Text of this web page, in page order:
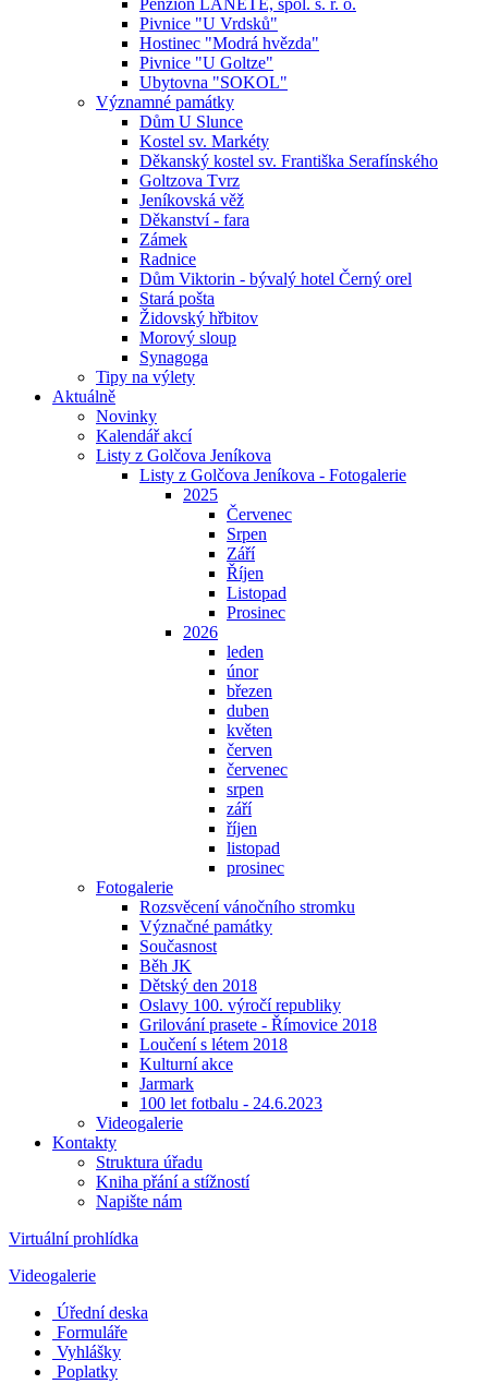
Penzion LANETE, spol. s. r. o.
Pivnice "U Vrdsků"
Hostinec "Modrá hvězda"
Pivnice "U Goltze"
Ubytovna "SOKOL"
Významné památky
Dům U Slunce
Kostel sv. Markéty
Děkanský kostel sv. Františka Serafínského
Goltzova Tvrz
Jeníkovská věž
Děkanství - fara
Zámek
Radnice
Dům Viktorin - bývalý hotel Černý orel
Stará pošta
Židovský hřbitov
Morový sloup
Synagoga
Tipy na výlety
Aktuálně
Novinky
Kalendář akcí
Listy z Golčova Jeníkova
Listy z Golčova Jeníkova - Fotogalerie
2025
Červenec
Srpen
Září
Říjen
Listopad
Prosinec
2026
leden
únor
březen
duben
květen
červen
červenec
srpen
září
říjen
listopad
prosinec
Fotogalerie
Rozsvěcení vánočního stromku
Význačné památky
Současnost
Běh JK
Dětský den 2018
Oslavy 100. výročí republiky
Grilování prasete - Římovice 2018
Loučení s létem 2018
Kulturní akce
Jarmark
100 let fotbalu - 24.6.2023
Videogalerie
Kontakty
Struktura úřadu
Kniha přání a stížností
Napište nám
Virtuální prohlídka
Videogalerie
Úřední deska
Formuláře
Vyhlášky
Poplatky